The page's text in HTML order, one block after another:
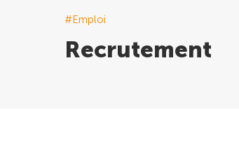
#Emploi
Recrutement